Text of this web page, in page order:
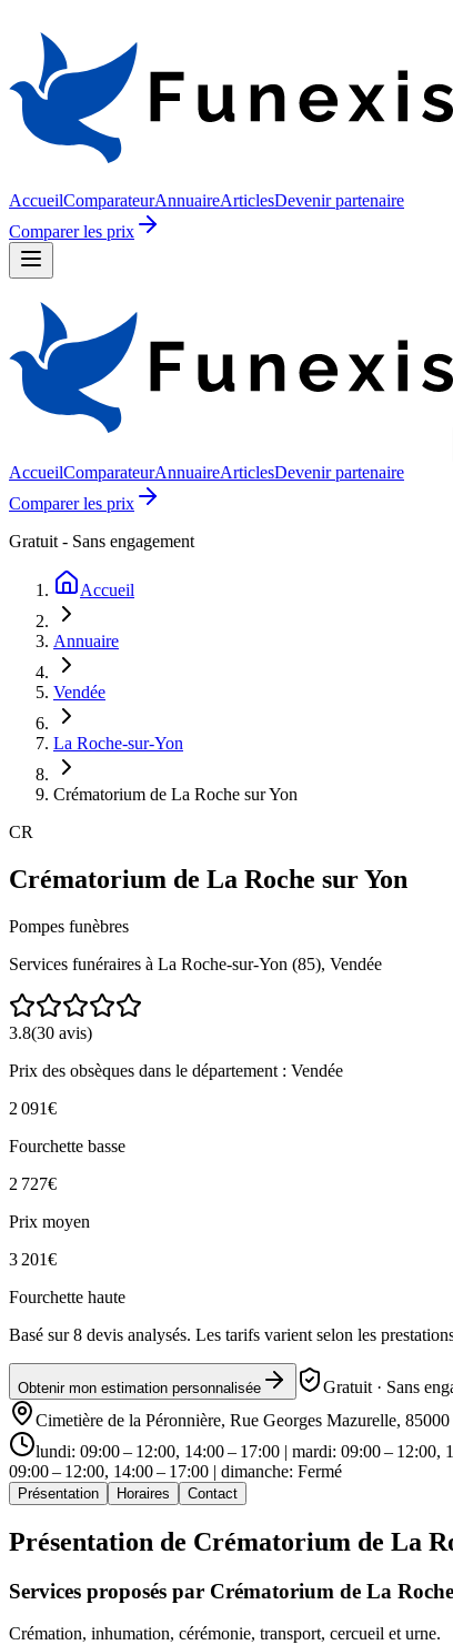
AccueilComparateurAnnuaireArticlesDevenir partenaire
Comparer les prix
AccueilComparateurAnnuaireArticlesDevenir partenaire
Comparer les prix
Gratuit - Sans engagement
Accueil
Annuaire
Vendée
La Roche-sur-Yon
Crématorium de La Roche sur Yon
CR
Crématorium de La Roche sur Yon
Pompes funèbres
Services funéraires à La Roche-sur-Yon (85), Vendée
3.8(30 avis)
Prix des obsèques dans le département : Vendée
2 091€
Fourchette basse
2 727€
Prix moyen
3 201€
Fourchette haute
Basé sur8 devis analysés. Les tarifs varient selon les
Obtenir mon estimation personnalisée
Gratuit · Sans
Cimetière de la Péronnière, Rue Georges Mazurelle,
lundi: 09:00 – 12:00, 14:00 – 17:00 | mardi: 09:00 – 12:00,
09:00 – 12:00, 14:00 – 17:00 | dimanche: Fermé
Présentation Horaires Contact
Présentation de Crématorium de La
Services proposés par Crématorium de La
Crémation, inhumation, cérémonie, transport, cercueil et urne.